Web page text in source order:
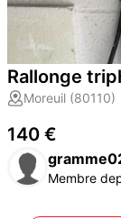
Rallonge
Moreuil (80110)
140 €
Membre